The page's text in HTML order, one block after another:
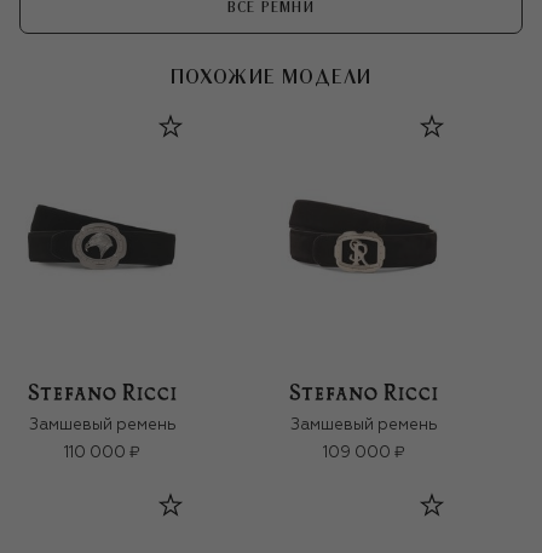
ВСЕ РЕМНИ
ПОХОЖИЕ МОДЕЛИ
Замшевый ремень
110 000 ₽
Замшевый ремень
109 000 ₽